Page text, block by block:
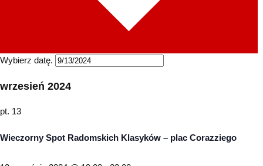
Wybierz datę.
wrzesień 2024
pt. 13
Wieczorny Spot Radomskich Klasyków – plac Corazziego